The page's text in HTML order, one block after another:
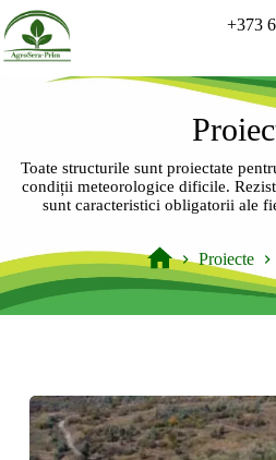
Sari
la
conținut
+373
Toate structurile sunt proiectate
condiții meteorologice dificile.
sunt caracteristici obligatorii ale
Prima
Proiecte